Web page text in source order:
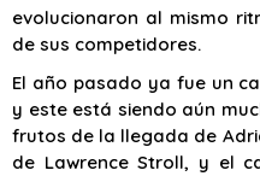
evolucionaron al mismo
de sus competidores.
El año pasado ya fue un
y este está siendo aún
frutos de la llegada de
de Lawrence Stroll, y el